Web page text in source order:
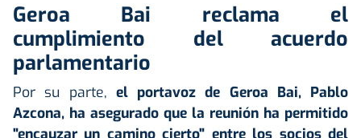
Geroa Bai reclama el
cumplimiento del acuerdo
parlamentario
Por su parte, el portavoz de Geroa Bai, Pablo
Azcona, ha asegurado que la reunión ha permitido
"encauzar un camino cierto" entre los socios del